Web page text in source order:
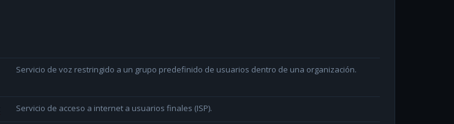
Servicio de voz restringido a un grupo predefinido de usuarios dentro de una organización.
Servicio de acceso a internet a usuarios finales (ISP).